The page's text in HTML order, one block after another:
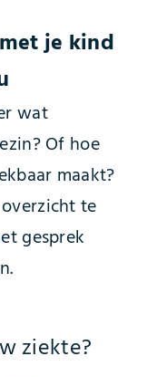
je kind
wat
Of hoe
maakt?
te
gesprek
ziekte?